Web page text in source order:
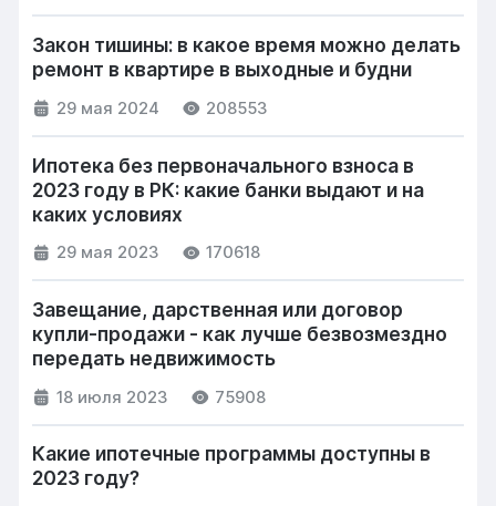
Закон тишины: в какое время можно делать
ремонт в квартире в выходные и будни
29 мая 2024 208553
Ипотека без первоначального взноса в
2023 году в РК: какие банки выдают и на
каких условиях
29 мая 2023 170618
Завещание, дарственная или договор
купли-продажи - как лучше безвозмездно
передать недвижимость
18 июля 2023 75908
Какие ипотечные программы доступны в
2023 году?